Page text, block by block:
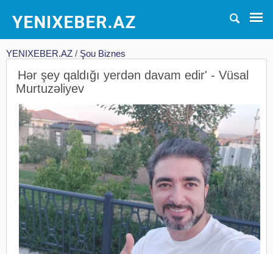
YENIXEBER.AZ / Şou Biznes
Hər şey qaldığı yerdən davam edir' - Vüsal
Murtuzəliyev